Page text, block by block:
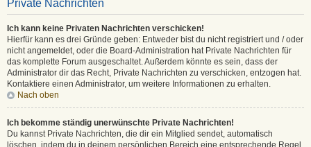
Private Nachrichten
Ich kann keine Privaten Nachrichten verschicken!
Hierfür kann es drei Gründe geben: Entweder bist du nicht registriert und / oder
nicht angemeldet, oder die Board-Administration hat Private Nachrichten für
das komplette Forum ausgeschaltet. Außerdem könnte es sein, dass der
Administrator dir das Recht, Private Nachrichten zu verschicken, entzogen hat.
Kontaktiere einen Administrator, um weitere Informationen zu erhalten.
Nach oben
Ich bekomme ständig unerwünschte Private Nachrichten!
Du kannst Private Nachrichten, die dir ein Mitglied sendet, automatisch
löschen, indem du in deinem persönlichen Bereich eine entsprechende Regel